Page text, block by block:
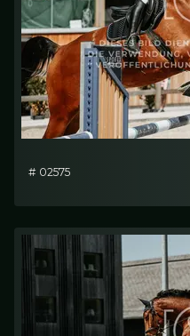
# 02575